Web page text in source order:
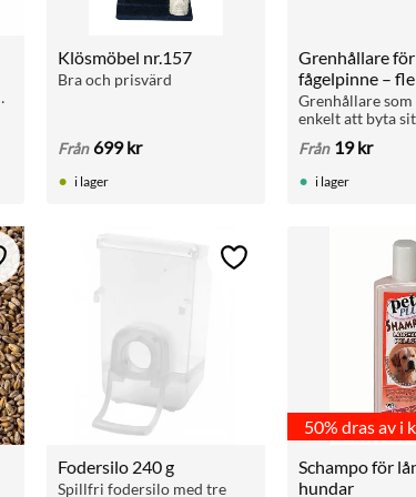
Klösmöbel nr.157
Bra och prisvärd
Från 699kr
i lager
Grenhållare för
fågelpinne –
storlekar
Grenhållare
enkelt att byta
diameter 1,5–8
Från 19kr
i lager
till i favoriter
Fodersilo 240 g
Spillfri fodersilo med tre
Lägg till i favoriter
50% dras av i
Schampo för
hundar